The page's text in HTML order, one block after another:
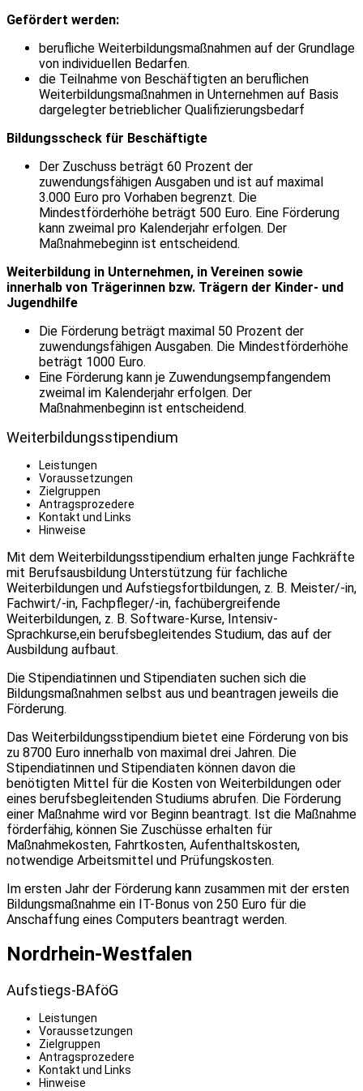
Gefördert werden:
berufliche Weiterbildungsmaßnahmen auf der Grundlage
von individuellen Bedarfen.
die Teilnahme von Beschäftigten an beruflichen
Weiterbildungsmaßnahmen in Unternehmen auf Basis
dargelegter betrieblicher Qualifizierungsbedarf
Bildungsscheck für Beschäftigte
Der Zuschuss beträgt 60 Prozent der
zuwendungsfähigen Ausgaben und ist auf maximal
3.000 Euro pro Vorhaben begrenzt. Die
Mindestförderhöhe beträgt 500 Euro. Eine Förderung
kann zweimal pro Kalenderjahr erfolgen. Der
Maßnahmebeginn ist entscheidend.
Weiterbildung in Unternehmen, in Vereinen sowie
innerhalb von Trägerinnen bzw. Trägern der Kinder- und
Jugendhilfe
Die Förderung beträgt maximal 50 Prozent der
zuwendungsfähigen Ausgaben. Die Mindestförderhöhe
beträgt 1000 Euro.
Eine Förderung kann je Zuwendungsempfangendem
zweimal im Kalenderjahr erfolgen. Der
Maßnahmenbeginn ist entscheidend.
Weiterbildungsstipendium
Leistungen
Voraussetzungen
Zielgruppen
Antragsprozedere
Kontakt und Links
Hinweise
Mit dem Weiterbildungsstipendium erhalten junge Fachkräfte
mit Berufsausbildung Unterstützung für fachliche
Weiterbildungen und Aufstiegsfortbildungen, z. B. Meister/-in,
Fachwirt/-in, Fachpfleger/-in, fachübergreifende
Weiterbildungen, z. B. Software-Kurse, Intensiv-
Sprachkurse,ein berufsbegleitendes Studium, das auf der
Ausbildung aufbaut.
Die Stipendiatinnen und Stipendiaten suchen sich die
Bildungsmaßnahmen selbst aus und beantragen jeweils die
Förderung.
Das Weiterbildungsstipendium bietet eine Förderung von bis
zu 8700 Euro innerhalb von maximal drei Jahren. Die
Stipendiatinnen und Stipendiaten können davon die
benötigten Mittel für die Kosten von Weiterbildungen oder
eines berufsbegleitenden Studiums abrufen. Die Förderung
einer Maßnahme wird vor Beginn beantragt. Ist die Maßnahme
förderfähig, können Sie Zuschüsse erhalten für
Maßnahmekosten, Fahrtkosten, Aufenthaltskosten,
notwendige Arbeitsmittel und Prüfungskosten.
Im ersten Jahr der Förderung kann zusammen mit der ersten
Bildungsmaßnahme ein IT-Bonus von 250 Euro für die
Anschaffung eines Computers beantragt werden.
Nordrhein-Westfalen
Aufstiegs-BAföG
Leistungen
Voraussetzungen
Zielgruppen
Antragsprozedere
Kontakt und Links
Hinweise